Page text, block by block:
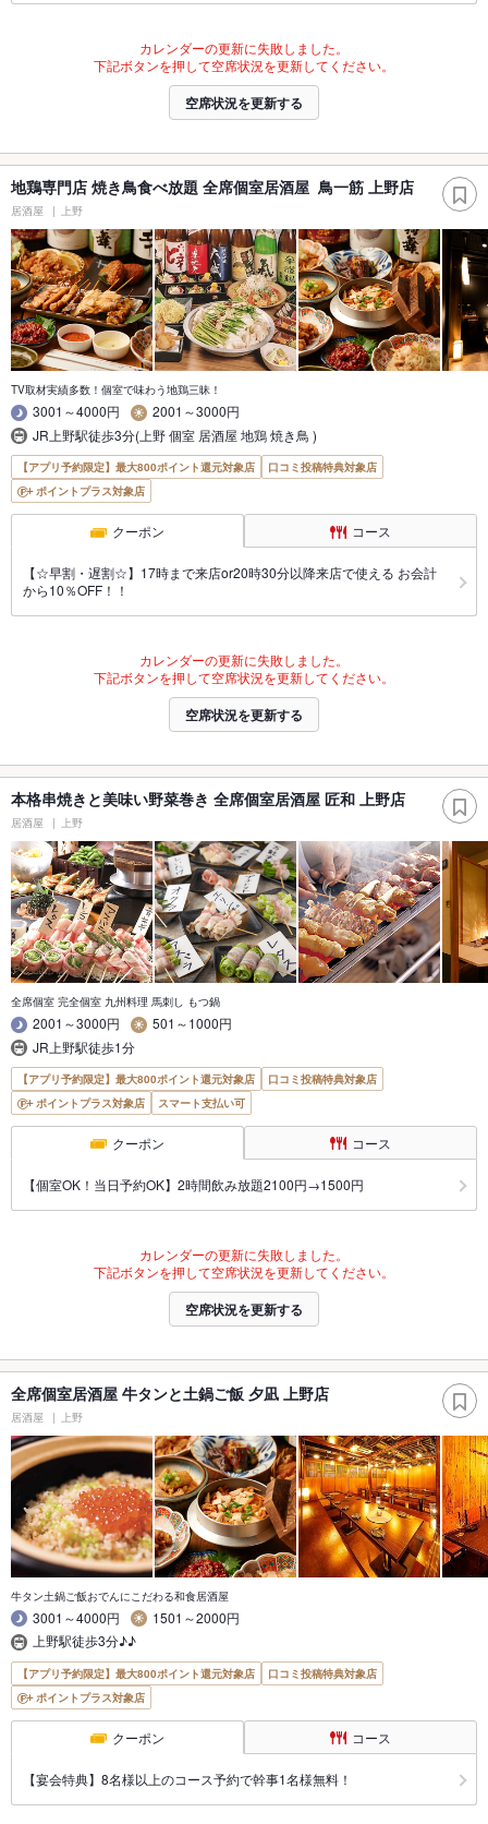
カレンダーの更新に失敗しました。
下記ボタンを押して空席状況を更新してください。
空席状況を更新する
地鶏専門店 焼き鳥食べ放題 全席個室居酒屋 鳥一筋 上野店
居酒屋 上野
TV取材実績多数！個室で味わう地鶏三昧！
3001～4000円
2001～3000円
JR上野駅徒歩3分(上野 個室 居酒屋 地鶏 焼き鳥 )
【アプリ予約限定】最大800ポイント還元対象店
口コミ投稿特典対象店
ポイントプラス対象店
クーポン コース
【☆早割・遅割☆】17時まで来店or20時30分以降来店で使える お会計
から10％OFF！！
カレンダーの更新に失敗しました。
下記ボタンを押して空席状況を更新してください。
空席状況を更新する
本格串焼きと美味い野菜巻き 全席個室居酒屋 匠和 上野店
居酒屋 上野
全席個室 完全個室 九州料理 馬刺し もつ鍋
2001～3000円
501～1000円
JR上野駅徒歩1分
【アプリ予約限定】最大800ポイント還元対象店
口コミ投稿特典対象店
ポイントプラス対象店
スマート支払い可
クーポン コース
【個室OK！当日予約OK】2時間飲み放題2100円→1500円
カレンダーの更新に失敗しました。
下記ボタンを押して空席状況を更新してください。
空席状況を更新する
全席個室居酒屋 牛タンと土鍋ご飯 夕凪 上野店
居酒屋 上野
牛タン土鍋ご飯おでんにこだわる和食居酒屋
3001～4000円
1501～2000円
上野駅徒歩3分♪♪
【アプリ予約限定】最大800ポイント還元対象店
口コミ投稿特典対象店
ポイントプラス対象店
クーポン コース
【宴会特典】8名様以上のコース予約で幹事1名様無料！